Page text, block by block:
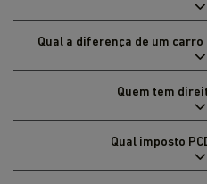
Qual a diferença de um
Quem tem
Qual imposto